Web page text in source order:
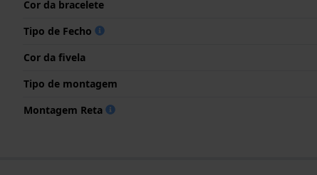
Cor da bracelete
Tipo de Fecho
Cor da fivela
Tipo de montagem
Montagem Reta